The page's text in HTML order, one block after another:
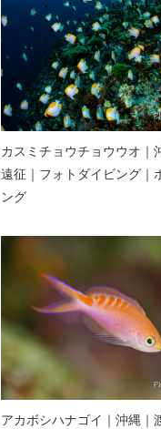
カスミチョウチョウウオ｜
遠征｜フォトダイビング｜
ング
アカボシハナゴイ｜沖縄｜